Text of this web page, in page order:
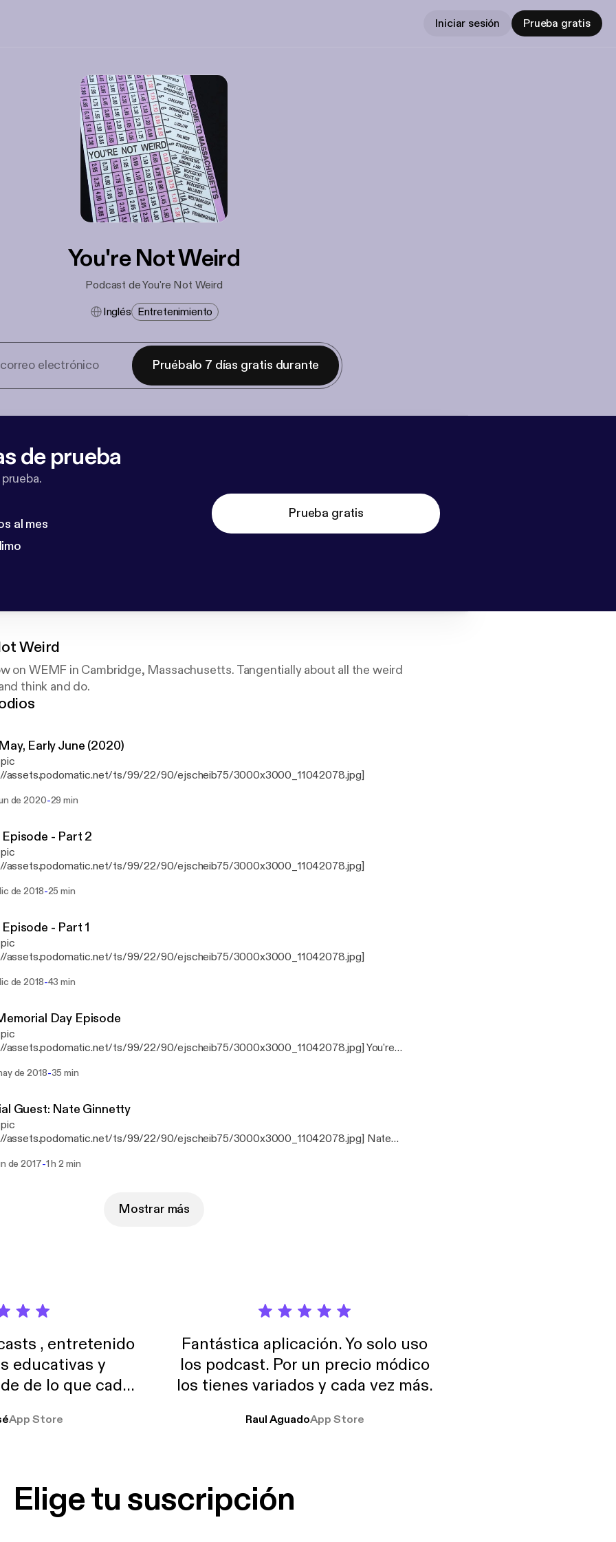
Iniciar sesión Prueba gratis
You're Not Weird
Podcast de You're Not Weird
Inglés Entretenimiento
Pruébalo 7 días gratis durante
de prueba
al mes
Prueba gratis
Weird
on WEMF in Cambridge, Massachusetts. Tangentially about all the weird
think and do.
Early June (2020)
assets.podomatic.net/ts/99/22/90/ejscheib75/3000x3000_11042078.jpg]
de 2020-29 min
Episode - Part 2
assets.podomatic.net/ts/99/22/90/ejscheib75/3000x3000_11042078.jpg]
de 2018-25 min
Episode - Part 1
assets.podomatic.net/ts/99/22/90/ejscheib75/3000x3000_11042078.jpg]
de 2018-43 min
Day Episode
assets.podomatic.net/ts/99/22/90/ejscheib75/3000x3000_11042078.jpg] You're
de 2018-35 min
Guest: Nate Ginnetty
assets.podomatic.net/ts/99/22/90/ejscheib75/3000x3000_11042078.jpg] Nate
nateginnettyofficial Songs are timestamped 22:10 and 28:14. Listen,
to figure it out, me included.
de 2017-1 h 2 min
Mostrar más
, entretenido
educativas y
de lo que cada
muchas horas
App Store
Fantástica aplicación. Yo solo uso
los podcast. Por un precio módico
los tienes variados y cada vez más.
Raul AguadoApp Store
Elige tu suscripción